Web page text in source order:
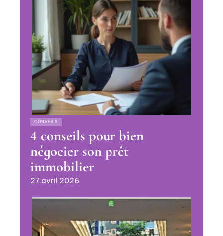
CONSEILS
4 conseils pour bien
négocier son prêt
immobilier
27 avril 2026